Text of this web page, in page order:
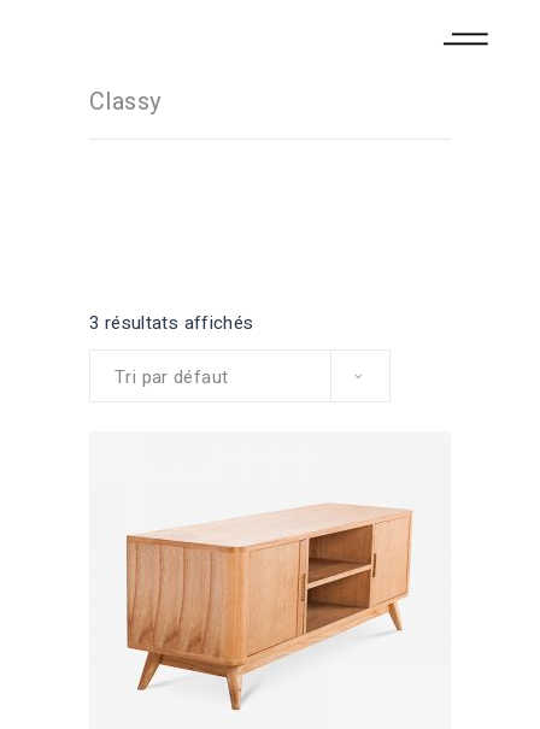
Classy
3 résultats affichés
Tri par défaut